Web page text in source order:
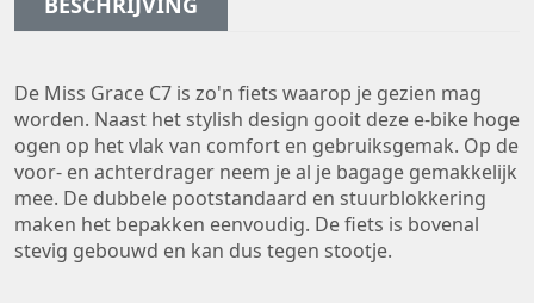
De Miss Grace C7 is zo'n fiets waarop je gezien mag
worden. Naast het stylish design gooit deze e-bike hoge
ogen op het vlak van comfort en gebruiksgemak. Op de
voor- en achterdrager neem je al je bagage gemakkelijk
mee. De dubbele pootstandaard en stuurblokkering
maken het bepakken eenvoudig. De fiets is bovenal
stevig gebouwd en kan dus tegen stootje.